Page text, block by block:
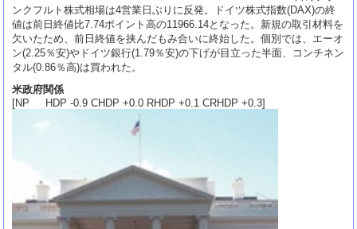
ンクフルト株式相場は4営業日ぶりに反発。ドイツ株式指数(DAX)の終
値は前日終値比7.74ポイント高の11966.14となった。新規の取引材料を
欠いたため、前日終値を挟んだもみ合いに終始した。個別では、エーオ
ン(2.25％安)やドイツ銀行(1.79％安)の下げが目立った半面、コンチネン
タル(0.86％高)は買われた。
米政府関係
[NP HDP -0.9 CHDP +0.0 RHDP +0.1 CRHDP +0.3]